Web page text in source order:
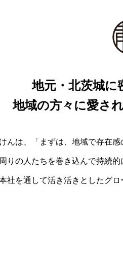
地元・北茨城に
地域の方々に愛さ
んは、「まずは、地域で存在
りの人たちを巻き込んで持続
社を通して活き活きとしたグ